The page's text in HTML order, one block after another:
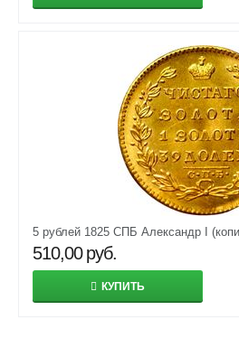
5 рублей 1825 СПБ Александр I
510,00 руб.
КУПИТЬ